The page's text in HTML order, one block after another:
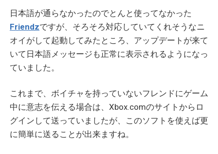
日本語が通らなかったのでとんと使ってなかった
Friendzですが、そろそろ対応していてくれそうなニ
オイがして起動してみたところ、アップデートが来て
いて日本語メッセージも正常に表示されるようになっ
ていました。
これまで、ボイチャを持っていないフレンドにゲーム
中に意志を伝える場合は、Xbox.comのサイトからロ
グインして送っていましたが、このソフトを使えば更
に簡単に送ることが出来ますね。